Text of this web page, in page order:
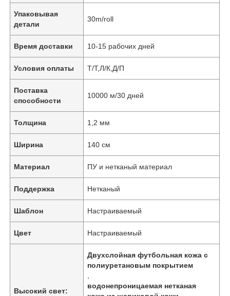
Упаковывая
детали
30m/roll
Время доставки 10-15 рабочих дней
Условия оплаты Т/Т,Л/К,Д/П
Поставка
способности
10000 м/30 дней
Толщина 1,2 мм
Ширина 140 см
Материал ПУ и нетканый материал
Поддержка Нетканый
Шаблон Настраиваемый
Цвет Настраиваемый
Высокий свет:
Двухслойная футбольная кожа с
полиуретановым покрытием
водонепроницаемая нетканая